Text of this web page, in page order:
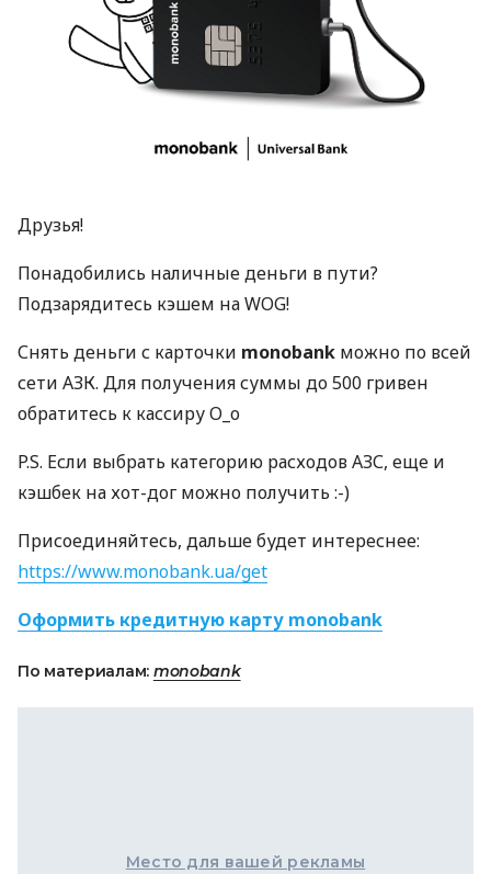
Друзья!
Понадобились наличные деньги в пути?
Подзарядитесь кэшем наWOG!
Снять деньги с карточки monobank можно по всей
сети АЗК. Для получения суммы до 500 гривен
обратитесь к кассиру О_о
P.S. Если выбрать категорию расходовАЗС, еще и
кэшбек на хот-дог можно получить :-)
Присоединяйтесь, дальше будет интереснее:
https://www.monobank.ua/get
Оформить кредитную карту monobank
По материалам: monobank
Место для вашей рекламы